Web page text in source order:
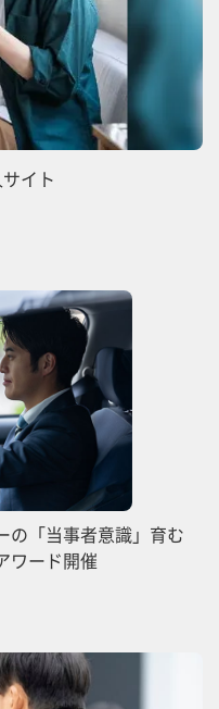
イト
の「当事者意識」育む
ワード開催